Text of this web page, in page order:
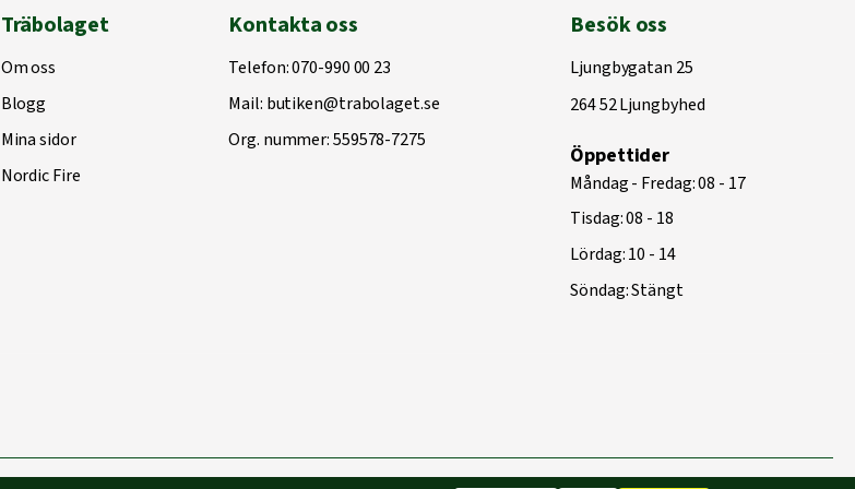
Träbolaget
Om oss
Blogg
Mina sidor
Nordic Fire
Kontakta oss
Telefon:070-990 00 23
Mail: butiken@trabolaget.se
Org. nummer: 559578-7275
Besök oss
Ljungbygatan 25
264 52 Ljungbyhed
Öppettider
Måndag - Fredag: 08 - 17
Tisdag: 08 - 18
Lördag: 10 - 14
Söndag: Stängt